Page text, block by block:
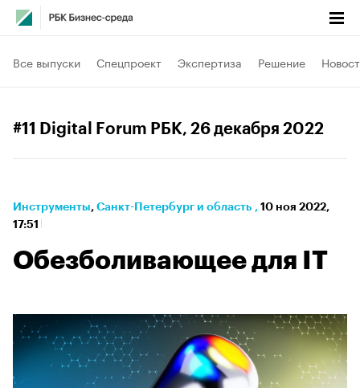
Все выпуски Спецпроект Экспертиза Решение
#11 Digital Forum РБК, 26 декабря 2022
Инструменты⁠, Санкт-Петербург и область , 10 ноя 2022,
17:51
Обезболивающее для IT